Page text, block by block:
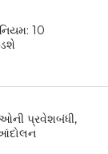
10
પ્રવેશબંધી,